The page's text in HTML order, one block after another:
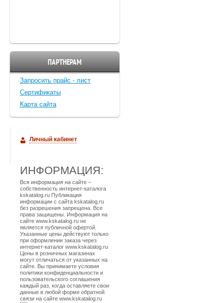
ПАРТНЕРАМ
Запросить прайс - лист
Cертификаты
Карта сайта
Личный кабинет
ИНФОРМАЦИЯ:
Вся информация на сайте –
собственность интернет-каталога
kskatalog.ru Публикация
информации с сайта kskatalog.ru
без разрешения запрещена. Все
права защищены. Информация на
сайте www.kskatalog.ru не
является публичной офертой.
Указанные цены действуют только
при оформлении заказа через
интернет-каталог www.kskatalog.ru
Цены в розничных магазинах
могут отличаться от указанных на
сайте. Вы принимаете условия
политики конфиденциальности и
пользовательского соглашения
каждый раз, когда оставляете свои
данные в любой форме обратной
связи на сайте www.kskatalog.ru